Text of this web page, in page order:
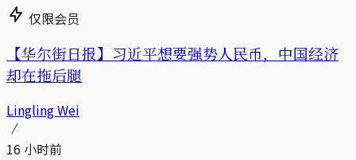
仅限会员
【华尔街日报】习近平想要强势人民币，中国经济
却在拖后腿
Lingling Wei
16 小时前